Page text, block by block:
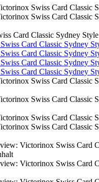
Card Classic Sydney Style